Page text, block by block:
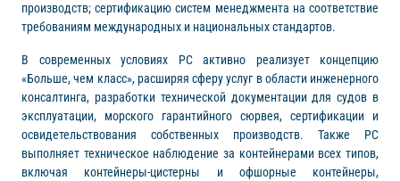
производств; сертификацию систем менеджмента на соответствие
требованиям международных и национальных стандартов.
В современных условиях РС активно реализует концепцию
«Больше, чем класс», расширяя сферу услуг в области инженерного
консалтинга, разработки технической документации для судов в
эксплуатации, морского гарантийного сюрвея, сертификации и
освидетельствования собственных производств. Также РС
выполняет техническое наблюдение за контейнерами всех типов,
включая контейнеры-цистерны и офшорные контейнеры,